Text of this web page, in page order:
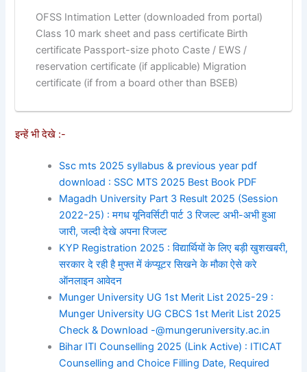
OFSS Intimation Letter (downloaded from portal)
Class 10 mark sheet and pass certificate Birth
certificate Passport-size photo Caste / EWS /
reservation certificate (if applicable) Migration
certificate (if from a board other than BSEB)
इन्हें भी देखे :-
Ssc mts 2025 syllabus & previous year pdf
download : SSC MTS 2025 Best Book PDF
Magadh University Part 3 Result 2025 (Session
2022-25) : मगध यूनिवर्सिटी पार्ट 3 रिजल्ट अभी-अभी हुआ
जारी, जल्दी देखे अपना रिजल्ट
KYP Registration 2025 : विद्यार्थियों के लिए बड़ी खुशखबरी,
सरकार दे रही है मुफ्त में कंप्यूटर सिखने के मौका ऐसे करे
ऑनलाइन आवेदन
Munger University UG 1st Merit List 2025-29 :
Munger University UG CBCS 1st Merit List 2025
Check & Download -@mungeruniversity.ac.in
Bihar ITI Counselling 2025 (Link Active) : ITICAT
Counselling and Choice Filling Date, Required